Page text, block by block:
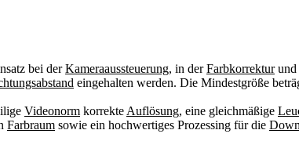
bei derKameraaussteuerung, in derFarbkorrekturund
eingehalten werden. Die Mindestgröße
Videonorm korrekte Auflösung, eine gleichmäßige
Farbraum sowie ein hochwertiges Prozessing für die